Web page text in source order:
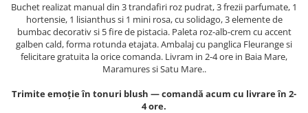
Buchet realizat manual din 3 trandafiri roz pudrat, 3 frezii parfumate, 1
hortensie, 1 lisianthus si 1 mini rosa, cu solidago, 3 elemente de
bumbac decorativ si 5 fire de pistacia. Paleta roz-alb-crem cu accent
galben cald, forma rotunda etajata. Ambalaj cu panglica Fleurange si
felicitare gratuita la orice comanda. Livram in 2-4 ore in Baia Mare,
Maramures si Satu Mare..
Trimite emoție în tonuri blush — comandă acum cu livrare în 2-
4 ore.